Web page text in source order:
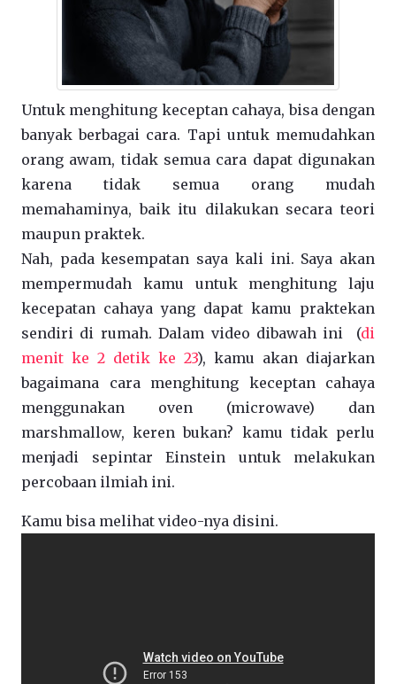
Untuk menghitung keceptan cahaya, bisa dengan
banyak berbagai cara. Tapi untuk memudahkan
orang awam, tidak semua cara dapat digunakan
karena tidak semua orang mudah
memahaminya, baik itu dilakukan secara teori
maupun praktek.
Nah, pada kesempatan saya kali ini. Saya akan
mempermudah kamu untuk menghitung laju
kecepatan cahaya yang dapat kamu praktekan
sendiri di rumah. Dalam video dibawah ini (di
menit ke 2 detik ke 23), kamu akan diajarkan
bagaimana cara menghitung keceptan cahaya
menggunakan oven (microwave) dan
marshmallow, keren bukan? kamu tidak perlu
menjadi sepintar Einstein untuk melakukan
percobaan ilmiah ini.
Kamu bisa melihat video-nya disini.